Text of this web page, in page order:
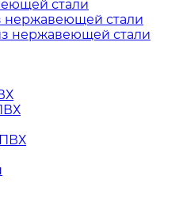
стали
нержавеющей стали
нержавеющей стали